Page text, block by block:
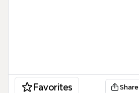
Favorites Share